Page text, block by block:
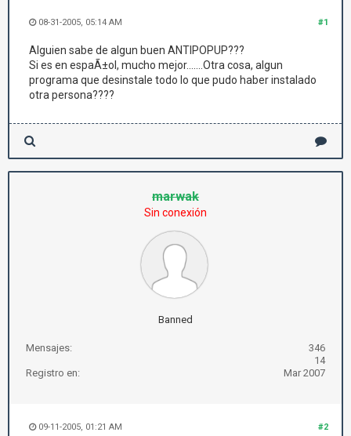
#1
08-31-2005, 05:14 AM
Alguien sabe de algun buen ANTIPOPUP???
Si es en espaÃ±ol, mucho mejor.......Otra cosa, algun
programa que desinstale todo lo que pudo haber instalado
otra persona????
marwak
Sin conexión
Banned
Mensajes:
346
14
Registro en:
Mar 2007
#2
09-11-2005, 01:21 AM